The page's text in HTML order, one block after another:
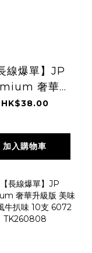
線爆單】JP
奢華升
美味棒 明太子
HK$38.00
加入購物車